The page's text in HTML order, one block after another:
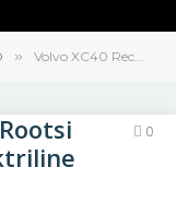
» Volvo XC40 Recharge – Rootsi tootja esimene täiselektriline mudel
0